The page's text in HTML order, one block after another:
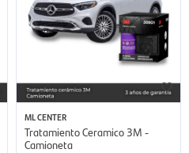
ML CENTER
Tratamiento Ceramico 3M -
Camioneta